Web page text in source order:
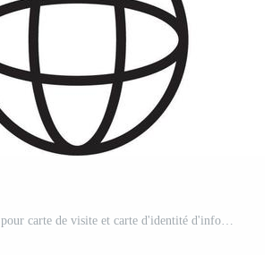
ensemble d'icônes pour carte de visite et carte d'identité d'information. élément d'icône de carte de visite dans les grandes lignes, vecteur gratuit Vecteur Gratuit